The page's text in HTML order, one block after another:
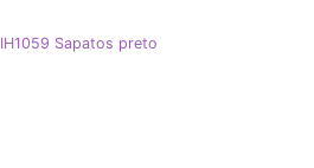
Sapatos preto